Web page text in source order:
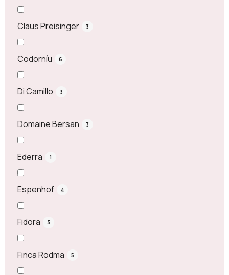
Claus Preisinger 3
Codorníu 6
Di Camillo 3
Domaine Bersan 3
Ederra 1
Espenhof 4
Fidora 3
Finca Rodma 5